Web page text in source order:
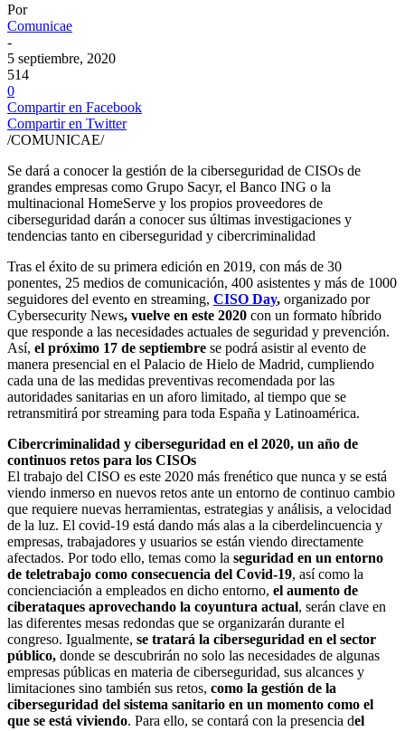
Por
Comunicae
-
5 septiembre, 2020
514
0
Compartir en Facebook
Compartir en Twitter
/COMUNICAE/
Se dará a conocer la gestión de la ciberseguridad de CISOs de
grandes empresas como Grupo Sacyr, el Banco ING o la
multinacional HomeServe y los propios proveedores de
ciberseguridad darán a conocer sus últimas investigaciones y
tendencias tanto en ciberseguridad y cibercriminalidad
Tras el éxito de su primera edición en 2019, con más de 30
ponentes, 25 medios de comunicación, 400 asistentes y más de 1000
seguidores del evento en streaming, CISO Day, organizado por
Cybersecurity News, vuelve en este 2020 con un formato híbrido
que responde a las necesidades actuales de seguridad y prevención.
Así, el próximo 17 de septiembre se podrá asistir al evento de
manera presencial en el Palacio de Hielo de Madrid, cumpliendo
cada una de las medidas preventivas recomendada por las
autoridades sanitarias en un aforo limitado, al tiempo que se
retransmitirá por streaming para toda España y Latinoamérica.
Cibercriminalidad y ciberseguridad en el 2020, un año de
continuos retos para los CISOs
El trabajo del CISO es este 2020 más frenético que nunca y se está
viendo inmerso en nuevos retos ante un entorno de continuo cambio
que requiere nuevas herramientas, estrategias y análisis, a velocidad
de la luz. El covid-19 está dando más alas a la ciberdelincuencia y
empresas, trabajadores y usuarios se están viendo directamente
afectados. Por todo ello, temas como la seguridad en un entorno
de teletrabajo como consecuencia del Covid-19, así como la
concienciación a empleados en dicho entorno, el aumento de
ciberataques aprovechando la coyuntura actual, serán clave en
las diferentes mesas redondas que se organizarán durante el
congreso. Igualmente, se tratará la ciberseguridad en el sector
público, donde se descubrirán no solo las necesidades de algunas
empresas públicas en materia de ciberseguridad, sus alcances y
limitaciones sino también sus retos, como la gestión de la
ciberseguridad del sistema sanitario en un momento como el
que se está viviendo. Para ello, se contará con la presencia del